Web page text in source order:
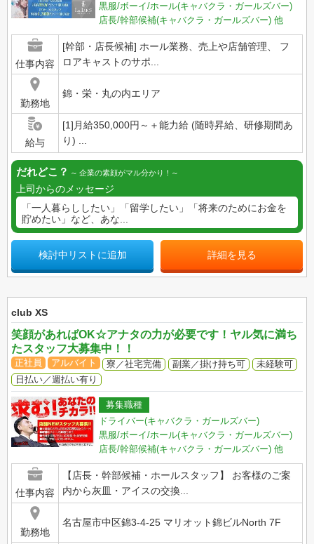
黒服/ボーイ/ホール(キャバクラ・ガールズバー)
店長/幹部候補(キャバクラ・ガールズバー) 他
仕事内容
[幹部・店長候補] ホール業務、売上や店舗管理、 フ
ロアキャストのサポ...
勤務地
錦・栄・丸の内エリア
給与
[1]月給350,000円～＋能力給 (随時昇給、研修期間あ
り) ...
だれどこ？ 企業の素顔がマル分かり！
上司からのメッセージ
「一人暮らししたい」「留学したい」「将来のためにお金を
貯めたい」など、あな...
検討中リストに追加 詳細を見る
club XS
笑顔があればOK☆アナタの力が必要です！ヤル気に満ち
たスタッフ大募集中！！
正社員 アルバイト 寮／社宅完備 副業／掛け持ち可
未経験可
日払い／週払い有り
募集職種
ドライバー(キャバクラ・ガールズバー)
黒服/ボーイ/ホール(キャバクラ・ガールズバー)
店長/幹部候補(キャバクラ・ガールズバー) 他
仕事内容
【店長・幹部候補・ホールスタッフ】 お客様のご案
内から灰皿・アイスの交換...
勤務地
名古屋市中区錦3-4-25 マリオット錦ビルNorth 7F